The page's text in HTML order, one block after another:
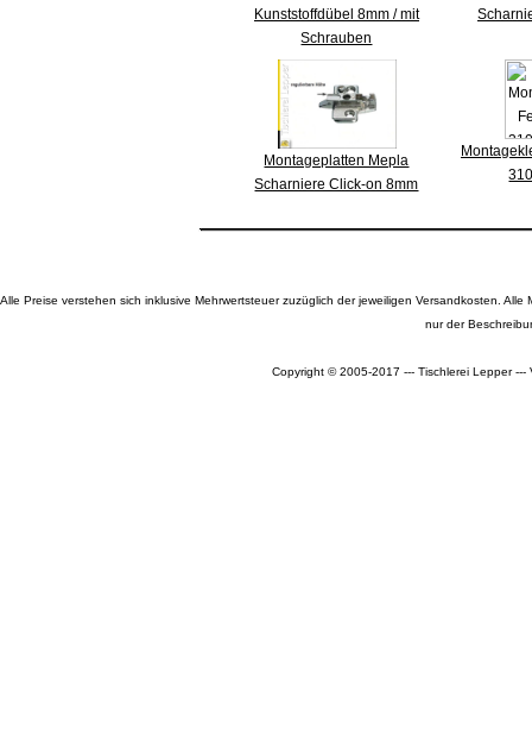
Kunststoffdübel 8mm / mit
Schrauben
Montageplatten Mepla
Scharniere Click-on 8mm
Alle Preise verstehen sich inklusive Mehrwertsteuer zuzüglich der jeweiligen Versandkosten.
nur der
Copyright © 2005-2017 --- Tischlerei Lepper